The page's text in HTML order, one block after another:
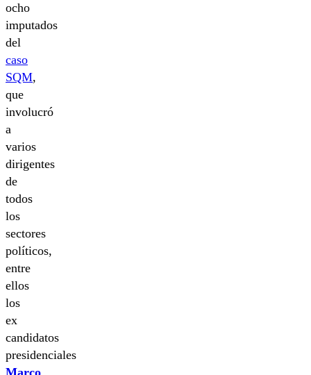
ocho
imputados
del
caso
SQM,
que
involucró
a
varios
dirigentes
de
todos
los
sectores
políticos,
entre
ellos
los
ex
candidatos
presidenciales
Marco